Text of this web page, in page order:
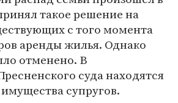
такое решение на
с того момента
аренды жилья. Однако
отменено. В
суда находятся
супругов.